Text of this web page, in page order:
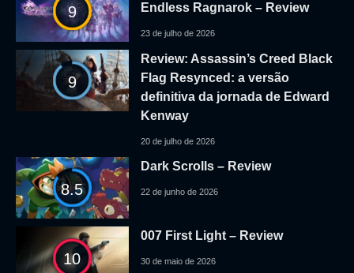
9
Endless Ragnarok – Review
23 de julho de 2026
9
Review: Assassin’s Creed Black
Flag Resynced: a versão
definitiva da jornada de Edward
Kenway
20 de julho de 2026
8.5
Dark Scrolls – Review
22 de junho de 2026
10
007 First Light – Review
30 de maio de 2026